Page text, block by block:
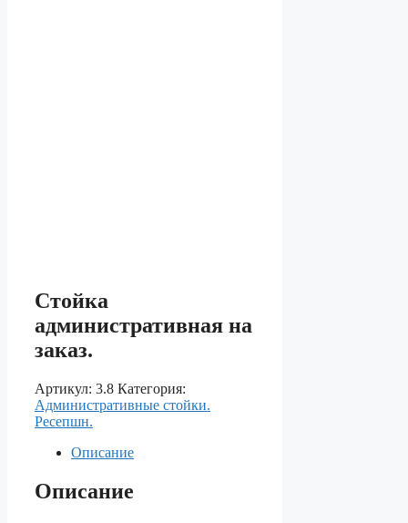
Стойка
административная на
заказ.
Артикул: 3.8 Категория:
Aдминистративные стойки.
Ресепшн.
Описание
Описание